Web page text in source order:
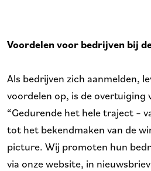
Voordelen voor bedrijven bij
Als bedrijven zich aanmelden,
voordelen op, is de overtuiging
“Gedurende het hele traject –
tot het bekendmaken van de
picture. Wij promoten hun
via onze website, in